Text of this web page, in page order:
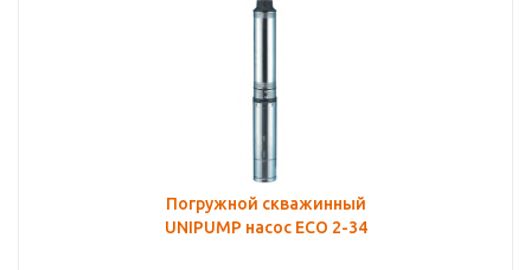
Погружной скважинный
UNIPUMP насос ECO 2-34